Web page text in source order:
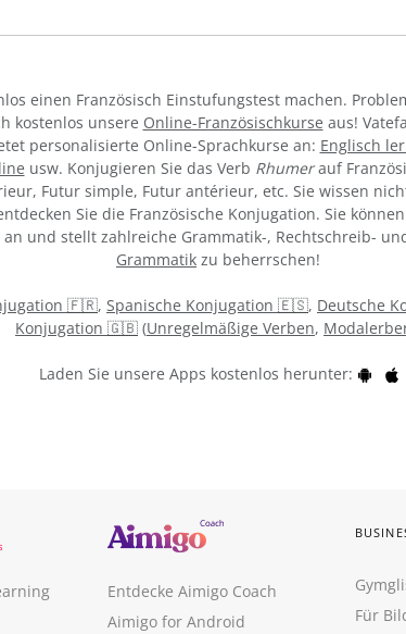
einen Französisch Einstufungstest machen.
kostenlos unsere Online-Französischkurse aus!
personalisierte Online-Sprachkurse an: Englisch
usw. Konjugieren Sie das Verb Rhumerauf
Futur simple, Futur antérieur, etc. Sie wissen
Sie die Französische Konjugation. Sie
und stellt zahlreiche Grammatik-, Rechtschreib-
Grammatik zu beherrschen!
🇫🇷, Spanische Konjugation 🇪🇸, Deutsche
Konjugation 🇬🇧 (Unregelmäßige Verben,
Laden Sie unsere Apps kostenlos herunter:
Entdecke Aimigo Coach
Aimigo for Android
Für